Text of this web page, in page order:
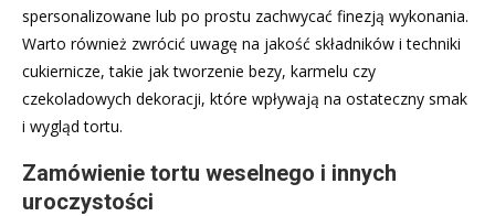
spersonalizowane lub po prostu zachwycać finezją wykonania.
Warto również zwrócić uwagę na jakość składników i techniki
cukiernicze, takie jak tworzenie bezy, karmelu czy
czekoladowych dekoracji, które wpływają na ostateczny smak
i wygląd tortu.
Zamówienie tortu weselnego i innych
uroczystości